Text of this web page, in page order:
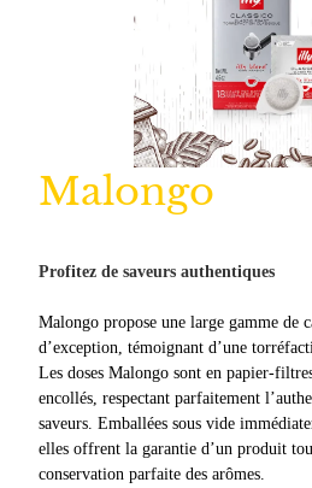
Malongo
Profitez de saveurs authentiques
Malongo propose une large gamme de
d’exception, témoignant d’une
Les doses Malongo sont en papier-
encollés, respectant parfaitement
saveurs. Emballées sous vide
elles offrent la garantie d’un produit
conservation parfaite des arômes.